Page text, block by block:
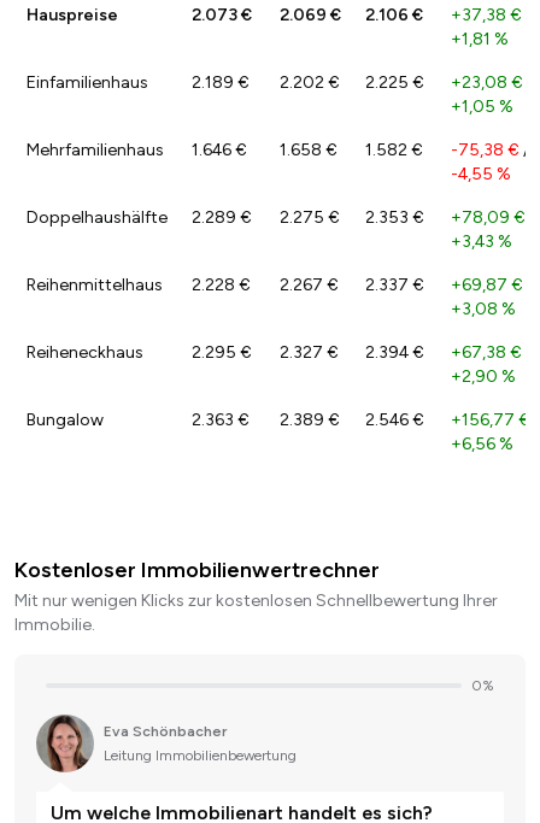
Hauspreise 2.073 € 2.069 € 2.106 € +37,38 €
+1,81 %
Einfamilienhaus 2.189 € 2.202 € 2.225 € +23,08 €
+1,05 %
Mehrfamilienhaus 1.646 € 1.658 € 1.582 € -75,38 € /
-4,55 %
Doppelhaushälfte 2.289 € 2.275 € 2.353 € +78,09 €
+3,43 %
Reihenmittelhaus 2.228 € 2.267 € 2.337 € +69,87 €
+3,08 %
Reiheneckhaus 2.295 € 2.327 € 2.394 € +67,38 €
+2,90 %
Bungalow 2.363 € 2.389 € 2.546 € +156,77 €
+6,56 %
Kostenloser Immobilienwertrechner
Mit nur wenigen Klicks zur kostenlosen Schnellbewertung Ihrer
Immobilie.